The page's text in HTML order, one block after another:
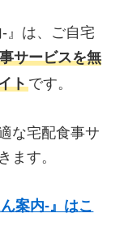
』は、ご自宅
サービスを無
トです。
な宅配食事サ
ます。
案内‐』はこ